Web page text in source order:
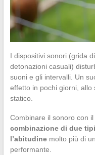
I dispositivi sonori (grida
detonazioni casuali)
suoni e gli intervalli. Un
effetto in pochi giorni, allo
statico.
Combinare il sonoro con
combinazione di due
l’abitudinemolto più di
performante.